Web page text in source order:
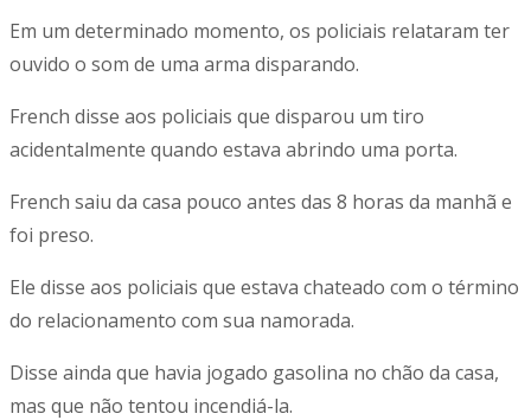
Em um determinado momento, os policiais relataram ter
ouvido o som de uma arma disparando.
French disse aos policiais que disparou um tiro
acidentalmente quando estava abrindo uma porta.
French saiu da casa pouco antes das 8 horas da manhã e
foi preso.
Ele disse aos policiais que estava chateado com o término
do relacionamento com sua namorada.
Disse ainda que havia jogado gasolina no chão da casa,
mas que não tentou incendiá-la.